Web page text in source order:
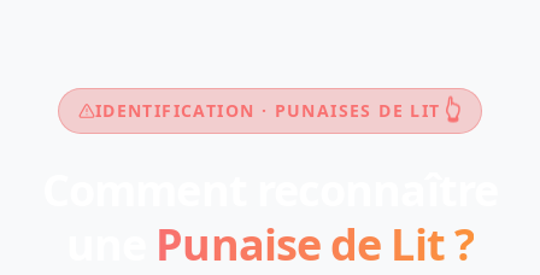
IDENTIFICATION · PUNAISES DE LIT 👆
Punaise de Lit ?